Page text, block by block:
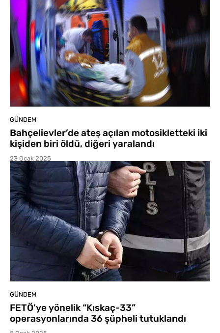
GÜNDEM
Bahçelievler’de ateş açılan motosikletteki iki
kişiden biri öldü, diğeri yaralandı
23 Ocak 2025
GÜNDEM
FETÖ’ye yönelik “Kıskaç-33”
operasyonlarında 36 şüpheli tutuklandı